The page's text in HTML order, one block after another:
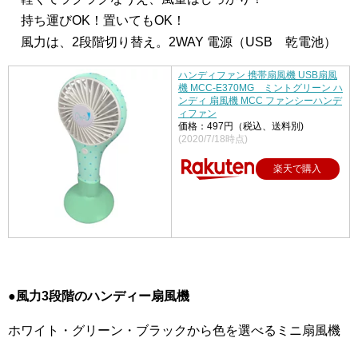
持ち運びOK！置いてもOK！
風力は、2段階切り替え。2WAY 電源（USB 乾電池）
ハンディファン 携帯扇風機 USB扇風
機 MCC-E370MG ミントグリーン ハ
ンディ 扇風機 MCC ファンシーハンデ
ィファン
価格：497円（税込、送料別)
(2020/7/18時点)
楽天で購入
●風力3段階のハンディー扇風機
ホワイト・グリーン・ブラックから色を選べるミニ扇風機